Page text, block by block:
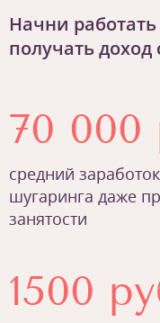
Начни
получать доход
70 000
средний
шугаринга даже
занятости
1500